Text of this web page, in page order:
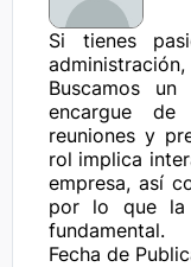
Si tienes
Buscamos
encargue de
reuniones y
rol implica
empresa, así
por lo que la
fundamental.
Fecha de